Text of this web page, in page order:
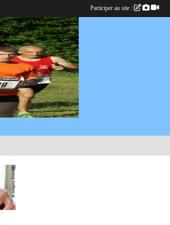
Participer au site :